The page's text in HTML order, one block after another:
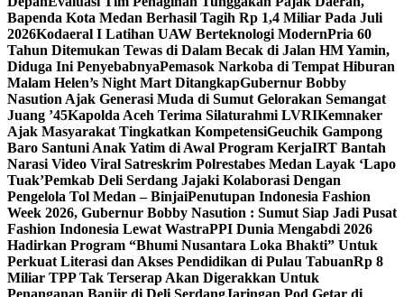
Bapenda Kota Medan Berhasil Tagih Rp 1,4 Miliar Pada Juli
2026Kodaeral I Latihan UAW Berteknologi ModernPria 60
Tahun Ditemukan Tewas di Dalam Becak di Jalan HM Yamin,
Diduga Ini PenyebabnyaPemasok Narkoba di Tempat Hiburan
Malam Helen’s Night Mart DitangkapGubernur Bobby
Nasution Ajak Generasi Muda di Sumut Gelorakan Semangat
Juang ’45Kapolda Aceh Terima Silaturahmi LVRIKemnaker
Ajak Masyarakat Tingkatkan KompetensiGeuchik Gampong
Baro Santuni Anak Yatim di Awal Program KerjaIRT Bantah
Narasi Video Viral Satreskrim Polrestabes Medan Layak ‘Lapo
Tuak’Pemkab Deli Serdang Jajaki Kolaborasi Dengan
Pengelola Tol Medan – BinjaiPenutupan Indonesia Fashion
Week 2026, Gubernur Bobby Nasution : Sumut Siap Jadi Pusat
Fashion Indonesia Lewat WastraPPI Dunia Mengabdi 2026
Hadirkan Program “Bhumi Nusantara Loka Bhakti” Untuk
Perkuat Literasi dan Akses Pendidikan di Pulau TabuanRp 8
Miliar TPP Tak Terserap Akan Digerakkan Untuk
Penanganan Banjir di Deli SerdangJaringan Pod Getar di